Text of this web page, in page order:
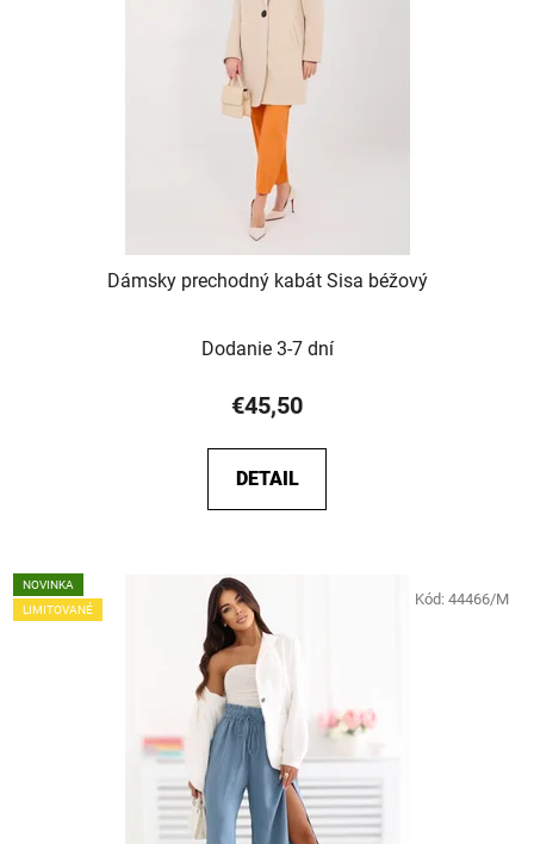
Dámsky prechodný kabát Sisa béžový
Dodanie 3-7 dní
€45,50
DETAIL
NOVINKA
LIMITOVANÉ
Kód: 44466/M